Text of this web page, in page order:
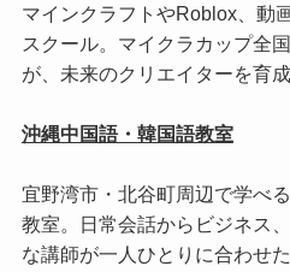
マインクラフトやRoblox、動
スクール。マイクラカップ全
が、未来のクリエイターを育成
沖縄中国語・韓国語教室
宜野湾市・北谷町周辺で学べ
教室。日常会話からビジネス
な講師が一人ひとりに合わせ